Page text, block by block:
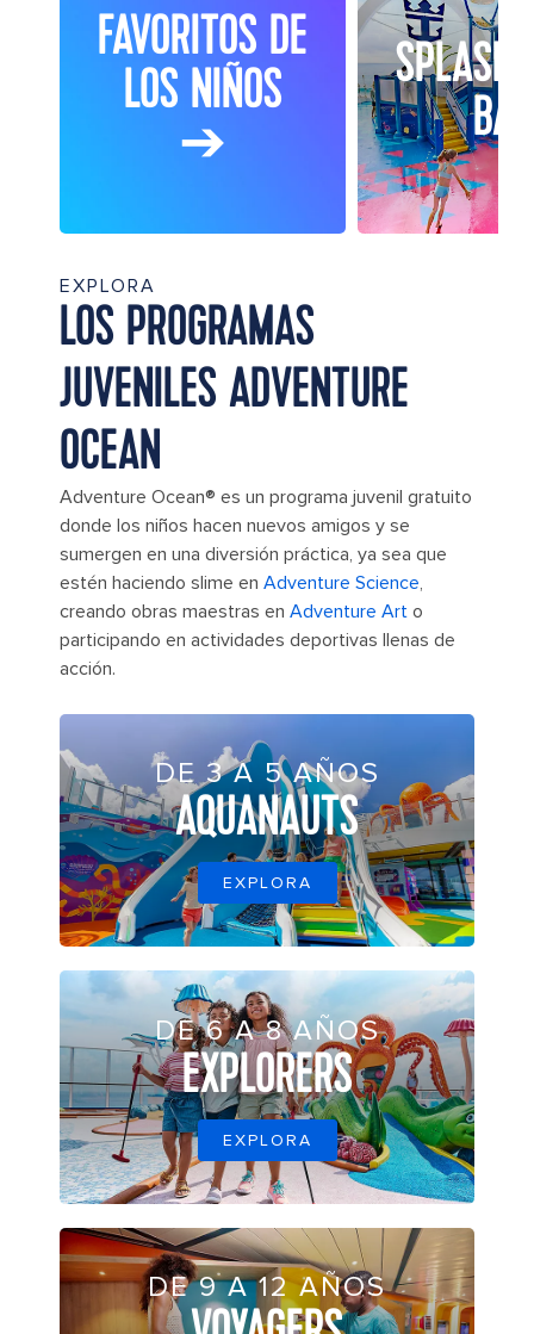
FAVORITOS DE
LOS NIÑOS
➔ BAY
EXPLORA
LOS PROGRAMAS
JUVENILES ADVENTURE
OCEAN
Adventure Ocean® es un programa juvenil gratuito
donde los niños hacen nuevos amigos y se
sumergen en una diversión práctica, ya sea que
estén haciendo slime en Adventure Science,
creando obras maestras en Adventure Art o
participando en actividades deportivas llenas de
acción.
DE 3 A 5 AÑOS
AQUANAUTS
EXPLORA
DE 6 A 8 AÑOS
EXPLORERS
EXPLORA
DE 9 A 12 AÑOS